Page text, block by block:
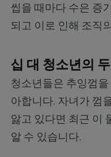
씹을 때마다 수은 증
되고 이로 인해 조직
십 대 청소년의
청소년들은 추잉껌
아합니다. 자녀가 껌
앓고 있다면 최근 이
알 수 있습니다.